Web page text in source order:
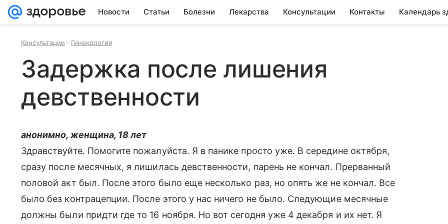
Новости Статьи Болезни Лекарства Консультации Контакты Календарь
Консультации Гинекология
Задержка после лишения
девственности
анонимно, женщина, 18 лет
Здравствуйте. Помогите пожалуйста. Я в панике просто уже. В середине октября,
сразу после месячных, я лишилась девственности, парень не кончал. Прерванный
половой акт был. После этого было еще несколько раз, но опять же не кончал. Все
было без контрацепции. После этого у нас ничего не было. Следующие месячные
должны были придти где то 16 ноября. Но вот сегодня уже 4 декабря и их нет. Я